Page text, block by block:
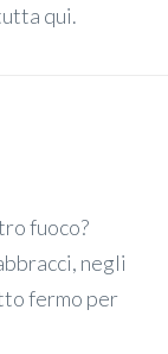
qui.
fuoco?
negli
fermo per